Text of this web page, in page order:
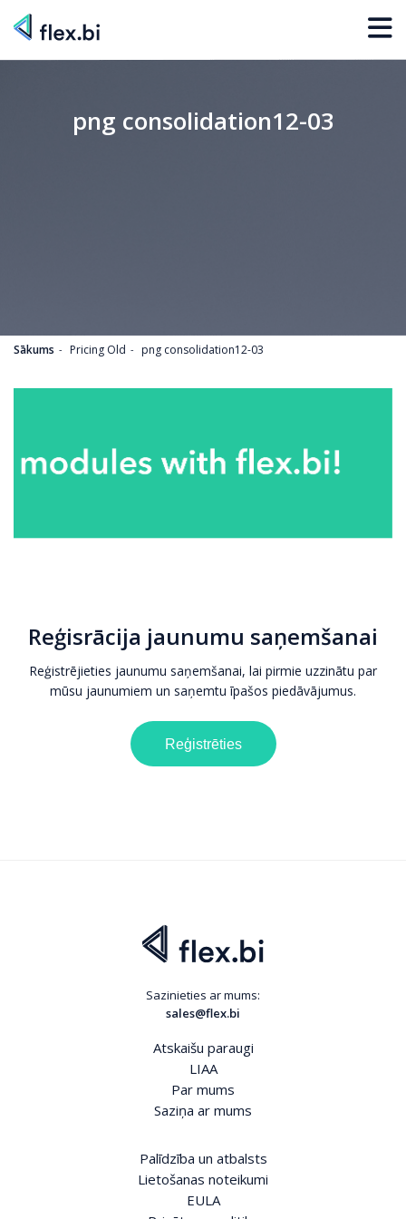
png consolidation12-03
Sākums Pricing Old png consolidation12-03
Reģisrācija jaunumu saņemšanai
Reģistrējieties jaunumu saņemšanai, lai pirmie uzzinātu par
mūsu jaunumiem un saņemtu īpašos piedāvājumus.
Reģistrēties
Sazinieties ar mums:
sales@flex.bi
Atskaišu paraugi
LIAA
Par mums
Saziņa ar mums
Palīdzība un atbalsts
Lietošanas noteikumi
EULA